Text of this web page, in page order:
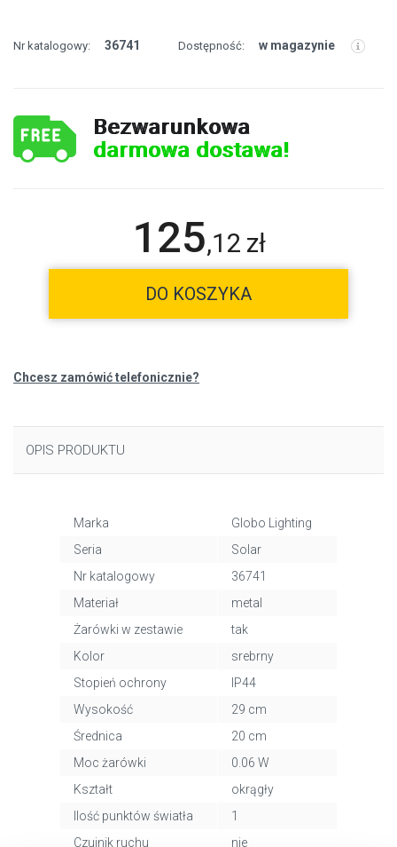
Nr katalogowy: 36741 Dostępność: w magazynie
Bezwarunkowa
darmowa dostawa!
125,12 zł
DO KOSZYKA
Chcesz zamówić telefonicznie?
OPIS PRODUKTU
Marka
Globo Lighting
Seria
Solar
Nr katalogowy
36741
Materiał
metal
Żarówki w zestawie
tak
Kolor
srebrny
Stopień ochrony
IP44
Wysokość
29 cm
Średnica
20 cm
Moc żarówki
0.06 W
Kształt
okrągły
Ilość punktów światła
1
Czujnik ruchu
nie